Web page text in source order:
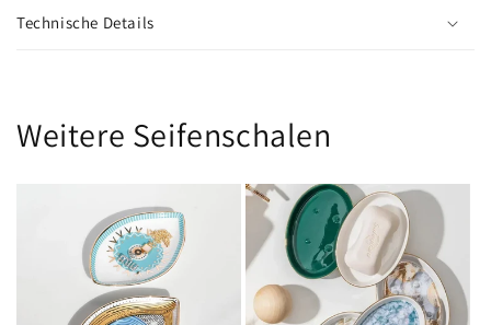
Technische Details
Weitere Seifenschalen